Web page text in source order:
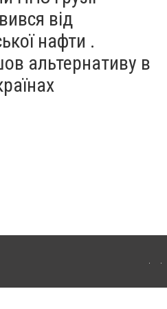
від
нафти .
альтернативу в